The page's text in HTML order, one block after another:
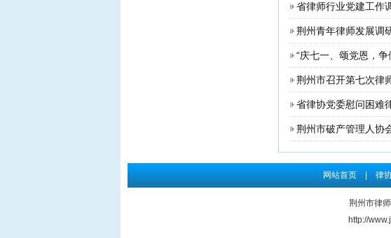
申请律师执业人员实习考核结果公示
2026年度第1期申请律师执业人员参加面试考核
关于给予王道发律师“中止会员权利三个月”行业
申请律师执业人员实习考核结果公示
省律师行业党建工作
荆州青年律师发展调
“庆七一、颂党恩，
荆州市召开第七次律
省律协党委慰问困难
荆州市破产管理人协
网站首页| 律
荆州市律
http://